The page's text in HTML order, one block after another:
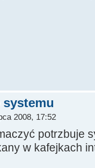
2008, 17:52
potrzbuje
w kafejkach